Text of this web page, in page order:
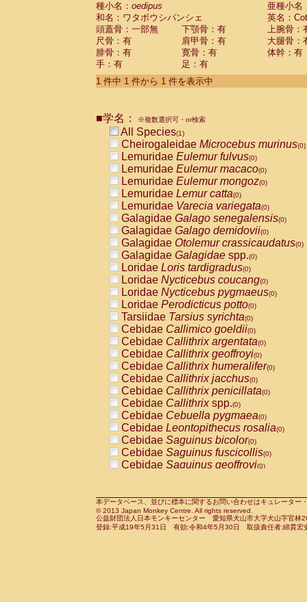
Cebidae
CebidaeSaguinus nigricollis (0)
Cebidae Saguinus oedipus
Cebidae Saguinus weddelli
Cebidae Saguinusspp.
Cebidae Aotus trivirgatus
Cebidae Cebus albifrons
CebidaeCebus nigrivittatus
CebidaeCebus
CebidaeSaimiri boliviensis(0)
CebidaeSaimiri sciureus(0)
AtelidaeAlouatta caraya(0)
AtelidaeAlouatta fusca(0)
AtelidaeAlouatta seniculus
AtelidaeAlouattaspp.(0)
AtelidaeAteles belzebuth(0)
AtelidaeAteles geoffroyi(0)
AtelidaeAteles paniscus(0)
AtelidaeAtelesspp.(0)
Atelidae Lagothrix lagothricha
AtelidaeLagothrix lagothricha cana
PitheciidaeCacajao calvus
PitheciidaeCallicebus cupreus
PitheciidaeCallicebus donacophilus
PitheciidaeCallicebus moloch
PitheciidaeCallicebus torquatus
PitheciidaeCallicebusspp.(0)
PitheciidaeChiropotes satanas(0)
PitheciidaePithecia monachus
PitheciidaePithecia pithecia(0)
CercopithecidaeCercocebus agilis
CercopithecidaeCercocebus
CercopithecidaeCercocebus
CercopithecidaeCercocebus
CercopithecidaeCercocebus
CercopithecidaeCercocebushybrid
CercopithecidaePapio anubis(0)
CercopithecidaePapio cynocephalus
CercopithecidaePapio hamadryas(0)
種小名： oedipus
亜種小名
和名：ワタボウシパンシェ
英名：
頭蓋骨：一部無
下顎骨：有
上腕骨：
尺骨：有
肩甲骨：有
大腿骨：
腓骨：有
寛骨：有
体幹：有
手：有
足：有
1 件中 1 件から 1 件を表示中
■学名： ※複数選択可・or検索
All Species(1)
Cheirogaleidae Microcebus murinus(0)
Lemuridae Eulemur fulvus(0)
Lemuridae Eulemur macaco(0)
Lemuridae Eulemur mongoz(0)
Lemuridae Lemur catta(0)
Lemuridae Varecia variegata(0)
Galagidae Galago senegalensis(0)
Galagidae Galago demidovii(0)
Galagidae Otolemur crassicaudatus(0)
Galagidae Galagidae spp.(0)
Loridae Loris tardigradus(0)
Loridae Nycticebus coucang(0)
Loridae Nycticebus pygmaeus(0)
Loridae Perodicticus potto(0)
Tarsiidae Tarsius syrichta(0)
Cebidae Callimico goeldii(0)
Cebidae Callithrix argentata(0)
Cebidae Callithrix geoffroyi(0)
Cebidae Callithrix humeralifer(0)
Cebidae Callithrix jacchus(0)
Cebidae Callithrix penicillata(0)
Cebidae Callithrixspp.(0)
Cebidae Cebuella pygmaea(0)
Cebidae Leontopithecus rosalia(0)
Cebidae Saguinus bicolor(0)
Cebidae Saguinus fuscicollis(0)
Cebidae Saguinus geoffroyi(0)
CebidaeSaguinus leucopus(0)
CebidaeSaguinus midas(0)
Cebidae Saguinus mystax(0)
本データベース、並びに標本に関するお問い合わせはキュレータ
© 2013 Japan Monkey Centre. All rights reserved.
公益財団法人日本モンキーセンター 愛知県犬山市大字犬山字官
登録:平成19年5月31日 有効:令和4年5月30日 取扱責任者:綿貫宏